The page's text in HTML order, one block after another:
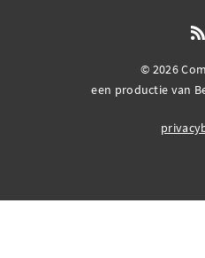
© 2026
een productie van